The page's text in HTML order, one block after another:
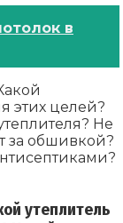
в
утеплитель